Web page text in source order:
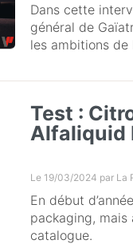
Dans cette
général de
les ambitions de
Test :
Alfaliquid
Le 19/03/2024 par La
En début
packaging, mais
catalogue.